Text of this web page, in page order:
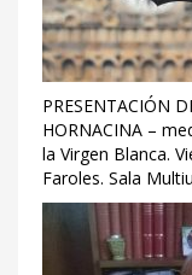
PRESENTACIÓN
HORNACINA –
la Virgen Blanca.
Faroles. Sala